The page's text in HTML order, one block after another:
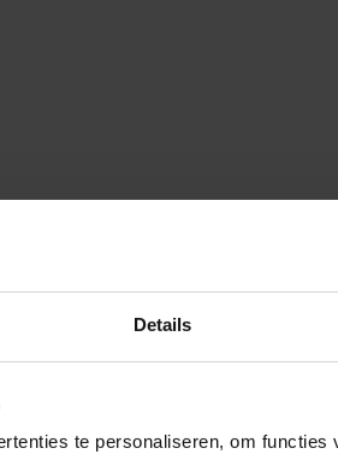
Details
te personaliseren, om functies